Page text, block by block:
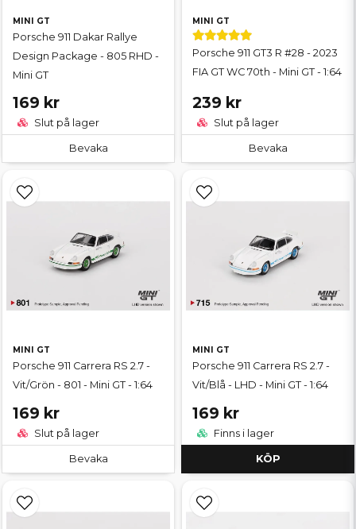
MINI GT
Porsche 911 Dakar Rallye
Design Package - 805 RHD -
Mini GT
169 kr
Slut på lager
Bevaka
MINI GT
Porsche 911 GT3 R #28 - 2023
FIA GT WC 70th - Mini GT - 1:64
239 kr
Slut på lager
Bevaka
MINI GT
Porsche 911 Carrera RS 2.7 -
Vit/Grön - 801 - Mini GT - 1:64
169 kr
Slut på lager
Bevaka
MINI GT
Porsche 911 Carrera RS 2.7 -
Vit/Blå - LHD - Mini GT - 1:64
169 kr
Finns i lager
KÖP